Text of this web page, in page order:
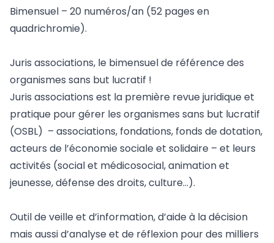
Bimensuel – 20 numéros/an (52 pages en
quadrichromie).
Juris associations, le bimensuel de référence des
organismes sans but lucratif !
Juris associations est la première revue juridique et
pratique pour gérer les organismes sans but lucratif
(OSBL) – associations, fondations, fonds de dotation,
acteurs de l’économie sociale et solidaire – et leurs
activités (social et médicosocial, animation et
jeunesse, défense des droits, culture…).
Outil de veille et d’information, d’aide à la décision
mais aussi d’analyse et de réflexion pour des milliers